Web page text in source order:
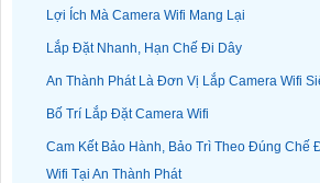
DỊCHLợi Ích Mà Camera Wifi Mang Lại
Lắp Đặt Nhanh, Hạn Chế Đi Dây
An Thành Phát Là Đơn Vị Lắp Camera Wifi
Bố Trí Lắp Đặt Camera Wifi
Cam Kết Bảo Hành, Bảo Trì Theo Đúng Chế
Wifi Tại An Thành Phát